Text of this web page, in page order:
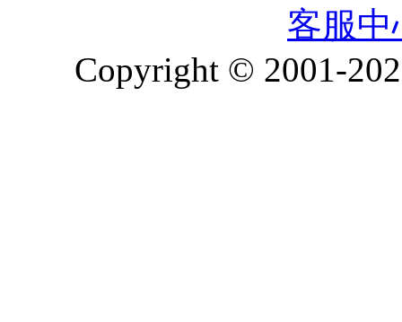
客服中
Copyright © 2001-